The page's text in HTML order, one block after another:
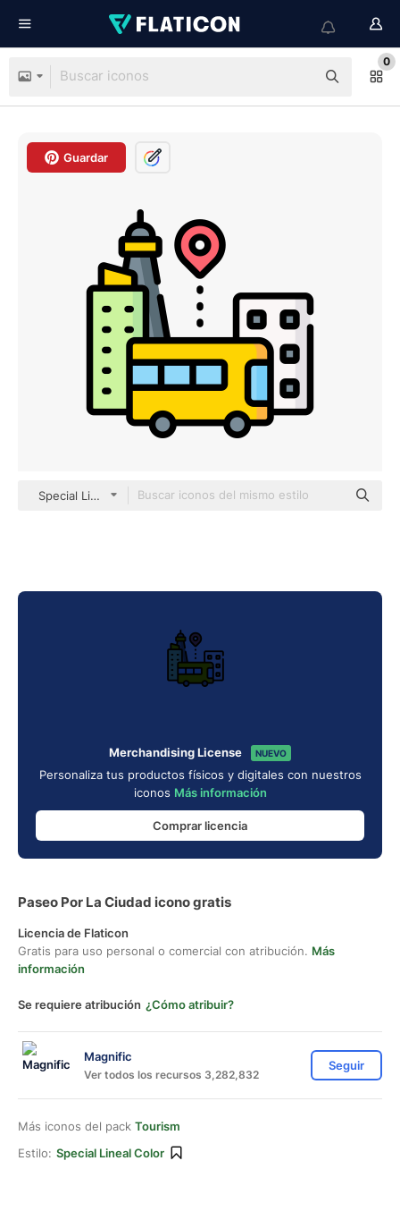
0
Guardar
Special Lineal color
Merchandising License NUEVO
Personaliza tus productos físicos y digitales con nuestros
iconos Más información
Comprar licencia
Paseo Por La Ciudad icono gratis
Licencia de Flaticon
Gratis para uso personal o comercial con atribución. Más
información
Se requiere atribución ¿Cómo atribuir?
Magnific
Ver todos los recursos 3,282,832
Seguir
Más iconos del pack Tourism
Estilo: Special Lineal Color